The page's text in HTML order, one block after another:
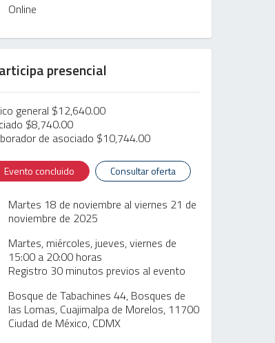
Online
presencial
general $12,640.00
$8,740.00
de asociado $10,744.00
Evento concluido Consultar oferta
Martes 18 de noviembre al viernes 21 de
noviembre de 2025
Martes, miércoles, jueves, viernes de
15:00 a 20:00 horas
Registro 30 minutos previos al evento
Bosque de Tabachines 44, Bosques de
las Lomas, Cuajimalpa de Morelos, 11700
Ciudad de México, CDMX